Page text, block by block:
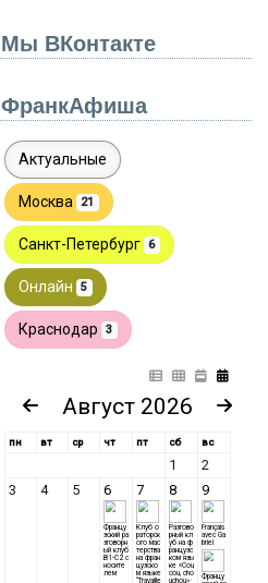
Мы ВКонтакте
ФранкАфиша